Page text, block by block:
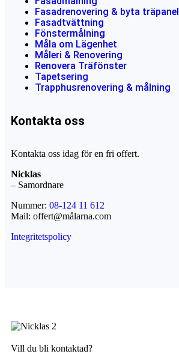
Fasadrenovering & byta träpanel
Fasadtvättning
Fönstermålning
Måla om Lägenhet
Måleri & Renovering
Renovera Träfönster
Tapetsering
Trapphusrenovering & målning
Kontakta oss
Kontakta oss idag för en fri offert.
Nicklas
– Samordnare
Nummer: 08-124 11 612
Mail: offert@målarna.com
Integritetspolicy
Vill du bli kontaktad?